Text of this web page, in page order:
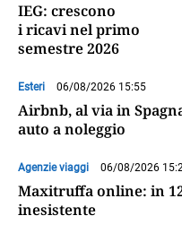
IEG: crescono
i ricavi nel primo
semestre 2026
Esteri 06/08/2026 15:55
Airbnb, al via in
auto a noleggio
Agenzie viaggi 06/08/2026
Maxitruffa online: in
inesistente